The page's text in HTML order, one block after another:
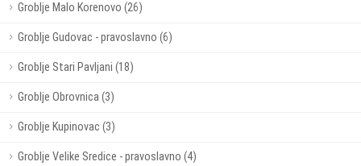
Groblje Malo Korenovo (26)
Groblje Gudovac - pravoslavno (6)
Groblje Stari Pavljani (18)
Groblje Obrovnica (3)
Groblje Kupinovac (3)
Groblje Velike Sredice - pravoslavno (4)